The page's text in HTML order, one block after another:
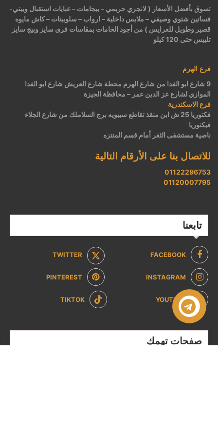
تسوق بأفضل الأسعار ( لانجري حريمي – بيجامات – عبايات استقبال وبيتي-
فساتين شتوي وصيفي – ملابس داخلية – ارواب – سلوبيتات – كاش مايوه
قصير وطويل للعرايس ) من أجود الخامات بمقاسات فري سايز وبيج سايز
تلبيس حتى 120 كيلو
فرع الهرم
9 شارع ابو الفدا من شارع الهرم محطة شارع العريش شارع ابو الفدا
الموازي لشارع عز الدين عمر – محافظة الجيزة
فرع الاسكندرية
فكتوريا 25 ش ابن منقذ تقاطع سيبويه برج السلاملك من شارع الجلاء
فيكتوريا
ناصية مستشفى الثغر أمام قسم المنتزه
للاتصال بنا على الأرقام التالية
01122296753
01120007795
تابعنا
FACEBOOK
TWITTER
INSTAGRAM
PINTEREST
YOUTUBE
TIKTOK
صفحات تهمك